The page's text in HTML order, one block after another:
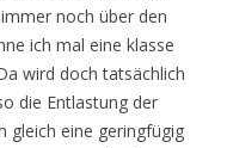
noch über den
ich mal eine klasse
wird doch tatsächlich
die Entlastung der
gleich eine geringfügig